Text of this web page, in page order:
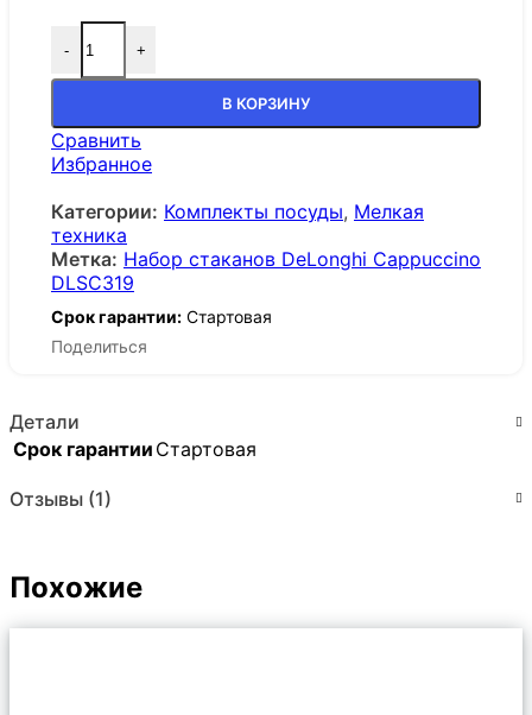
- +
В КОРЗИНУ
Сравнить
Избранное
Категории: Комплекты посуды, Мелкая
техника
Метка: Набор стаканов DeLonghi Cappuccino
DLSC319
Срок гарантии: Стартовая
Поделиться
Детали
Срок гарантии Стартовая
Отзывы (1)
Похожие